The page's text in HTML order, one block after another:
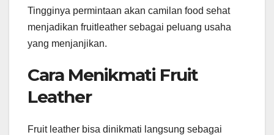
Tingginya permintaan akan camilan food sehat
menjadikan fruitleather sebagai peluang usaha
yang menjanjikan.
Cara Menikmati Fruit
Leather
Fruit leather bisa dinikmati langsung sebagai